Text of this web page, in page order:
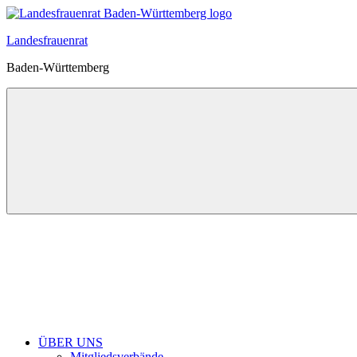
Zum
springen
Landesfrauenrat
Baden-Württemberg
ÜBER UNS